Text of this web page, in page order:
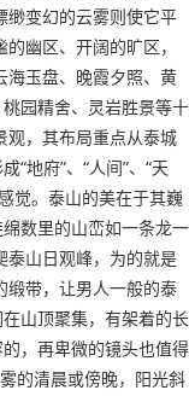
缈变幻的云雾则使它平
幽区、开阔的旷区，
海玉盘、晚霞夕照、黄
园精舍、灵岩胜景等十
观，其布局重点从泰城
“地府”、“人间”、“天
觉。泰山的美在于其巍
数里的山峦如一条龙一
泰山日观峰，为的就是
缎带，让男人一般的泰
山顶聚集，有架着的长
，再卑微的镜头也值得
的清晨或傍晚，阳光斜